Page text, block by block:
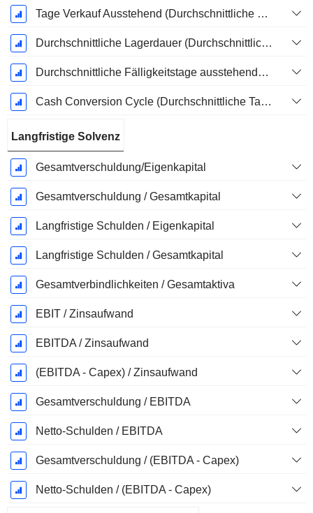
Tage Verkauf Ausstehend (Durchschnittliche Forderungen)
Durchschnittliche Lagerdauer (Durchschnittlicher Lagerbestand)
Durchschnittliche Fälligkeitstage ausstehender Zahlungen
Cash Conversion Cycle (Durchschnittliche Tage)
Langfristige Solvenz
Gesamtverschuldung/Eigenkapital
Gesamtverschuldung / Gesamtkapital
Langfristige Schulden / Eigenkapital
Langfristige Schulden / Gesamtkapital
Gesamtverbindlichkeiten / Gesamtaktiva
EBIT / Zinsaufwand
EBITDA / Zinsaufwand
(EBITDA - Capex) / Zinsaufwand
Gesamtverschuldung / EBITDA
Netto-Schulden / EBITDA
Gesamtverschuldung / (EBITDA - Capex)
Netto-Schulden / (EBITDA - Capex)